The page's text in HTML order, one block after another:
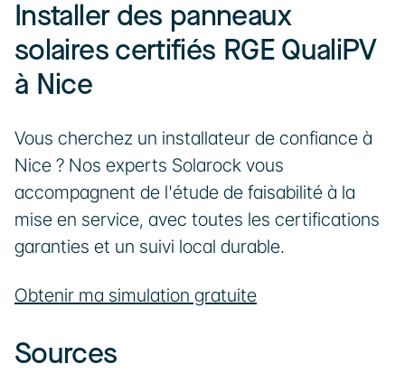
Installer des panneaux
solaires certifiés RGE QualiPV
à Nice
Vous cherchez un installateur de confiance à
Nice ? Nos experts Solarock vous
accompagnent de l'étude de faisabilité à la
mise en service, avec toutes les certifications
garanties et un suivi local durable.
Obtenir ma simulation gratuite
Sources